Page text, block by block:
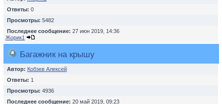
Ответы: 0
Просмотры: 5482
Последнее сообщение: 27 июн 2019, 14:36
Жорик1
Багажник на крышу
Автор: Кобзев Алексей
Ответы: 1
Просмотры: 4936
Последнее сообщение: 20 май 2019, 09:23